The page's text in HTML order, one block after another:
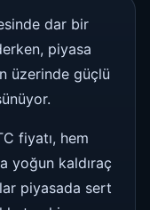
dar bir
piyasa
üzerinde güçlü
fiyatı, hem
yoğun kaldıraç
piyasada sert